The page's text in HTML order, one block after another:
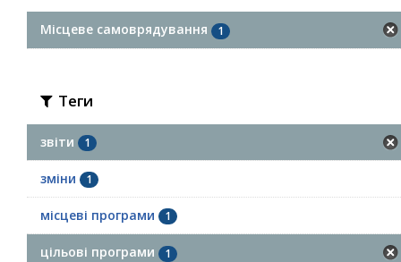
Місцеве самоврядування 1
Теги
звіти 1
зміни 1
місцеві програми 1
цільові програми 1